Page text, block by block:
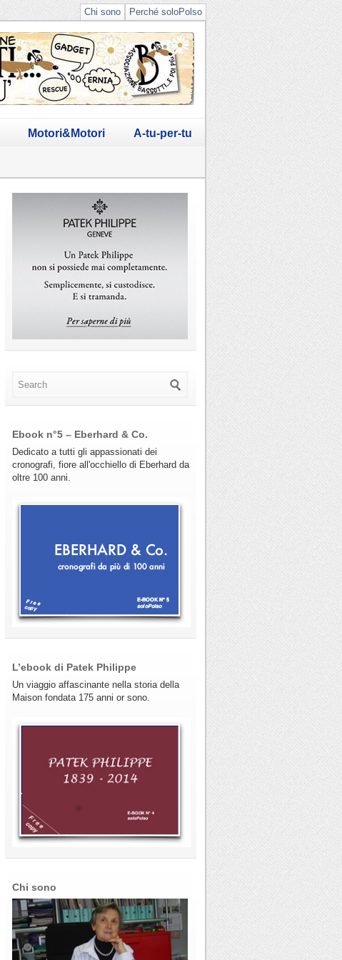
Perché soloPolso
Chi sono
Motori&Motori A-tu-per-tu
Ebook n°5 – Eberhard & Co.
Dedicato a tutti gli appassionati dei
cronografi, fiore all'occhiello di Eberhard da
oltre 100 anni.
L’ebook di Patek Philippe
Un viaggio affascinante nella storia della
Maison fondata 175 anni or sono.
Chi sono